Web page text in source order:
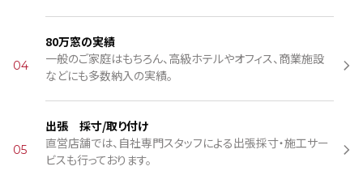
04
80万窓の実績
一般のご家庭はもちろん、高級ホテルやオフィス、商業施設
などにも多数納入の実績。
05
出張 採寸/取り付け
直営店舗では、自社専門スタッフによる出張採寸・施工サー
ビスも行っております。